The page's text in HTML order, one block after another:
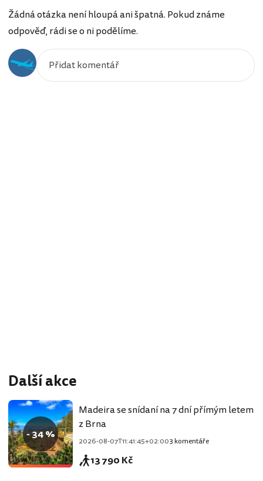
Žádná otázka není hloupá ani špatná. Pokud známe
odpověď, rádi se o ni podělíme.
Další akce
- 34 %
Madeira se snídaní na 7 dní přímým letem
z Brna
2026-08-07T11:41:45+02:003 komentáře
13 790 Kč